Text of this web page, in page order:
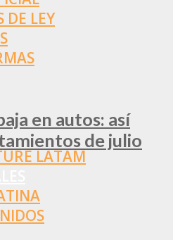
DE LEY
LATAM
en autos: así
de julio